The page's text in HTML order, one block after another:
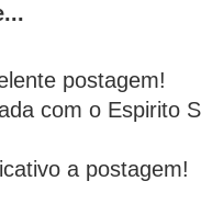
postagem!
com o Espirito
a postagem!